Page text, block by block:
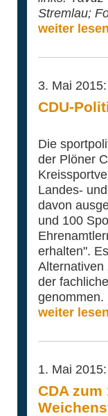
Stremlau;
weiter
3. Mai 2015:
CDU-
Die
der Plöner
Landes-
davon
und 100
erhalten".
Alternativen
der
genommen.
weiter
1. Mai 2015:
CDA